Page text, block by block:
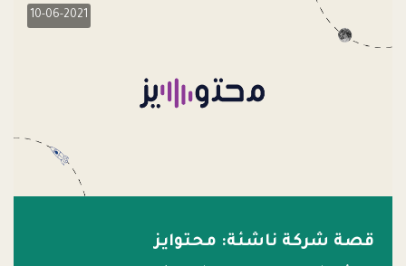
10-06-2021
قصة شركة ناشئة: محتوايز